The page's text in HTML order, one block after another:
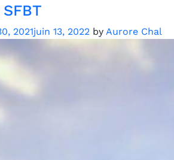
2021juin 13, 2022 by Aurore Chal